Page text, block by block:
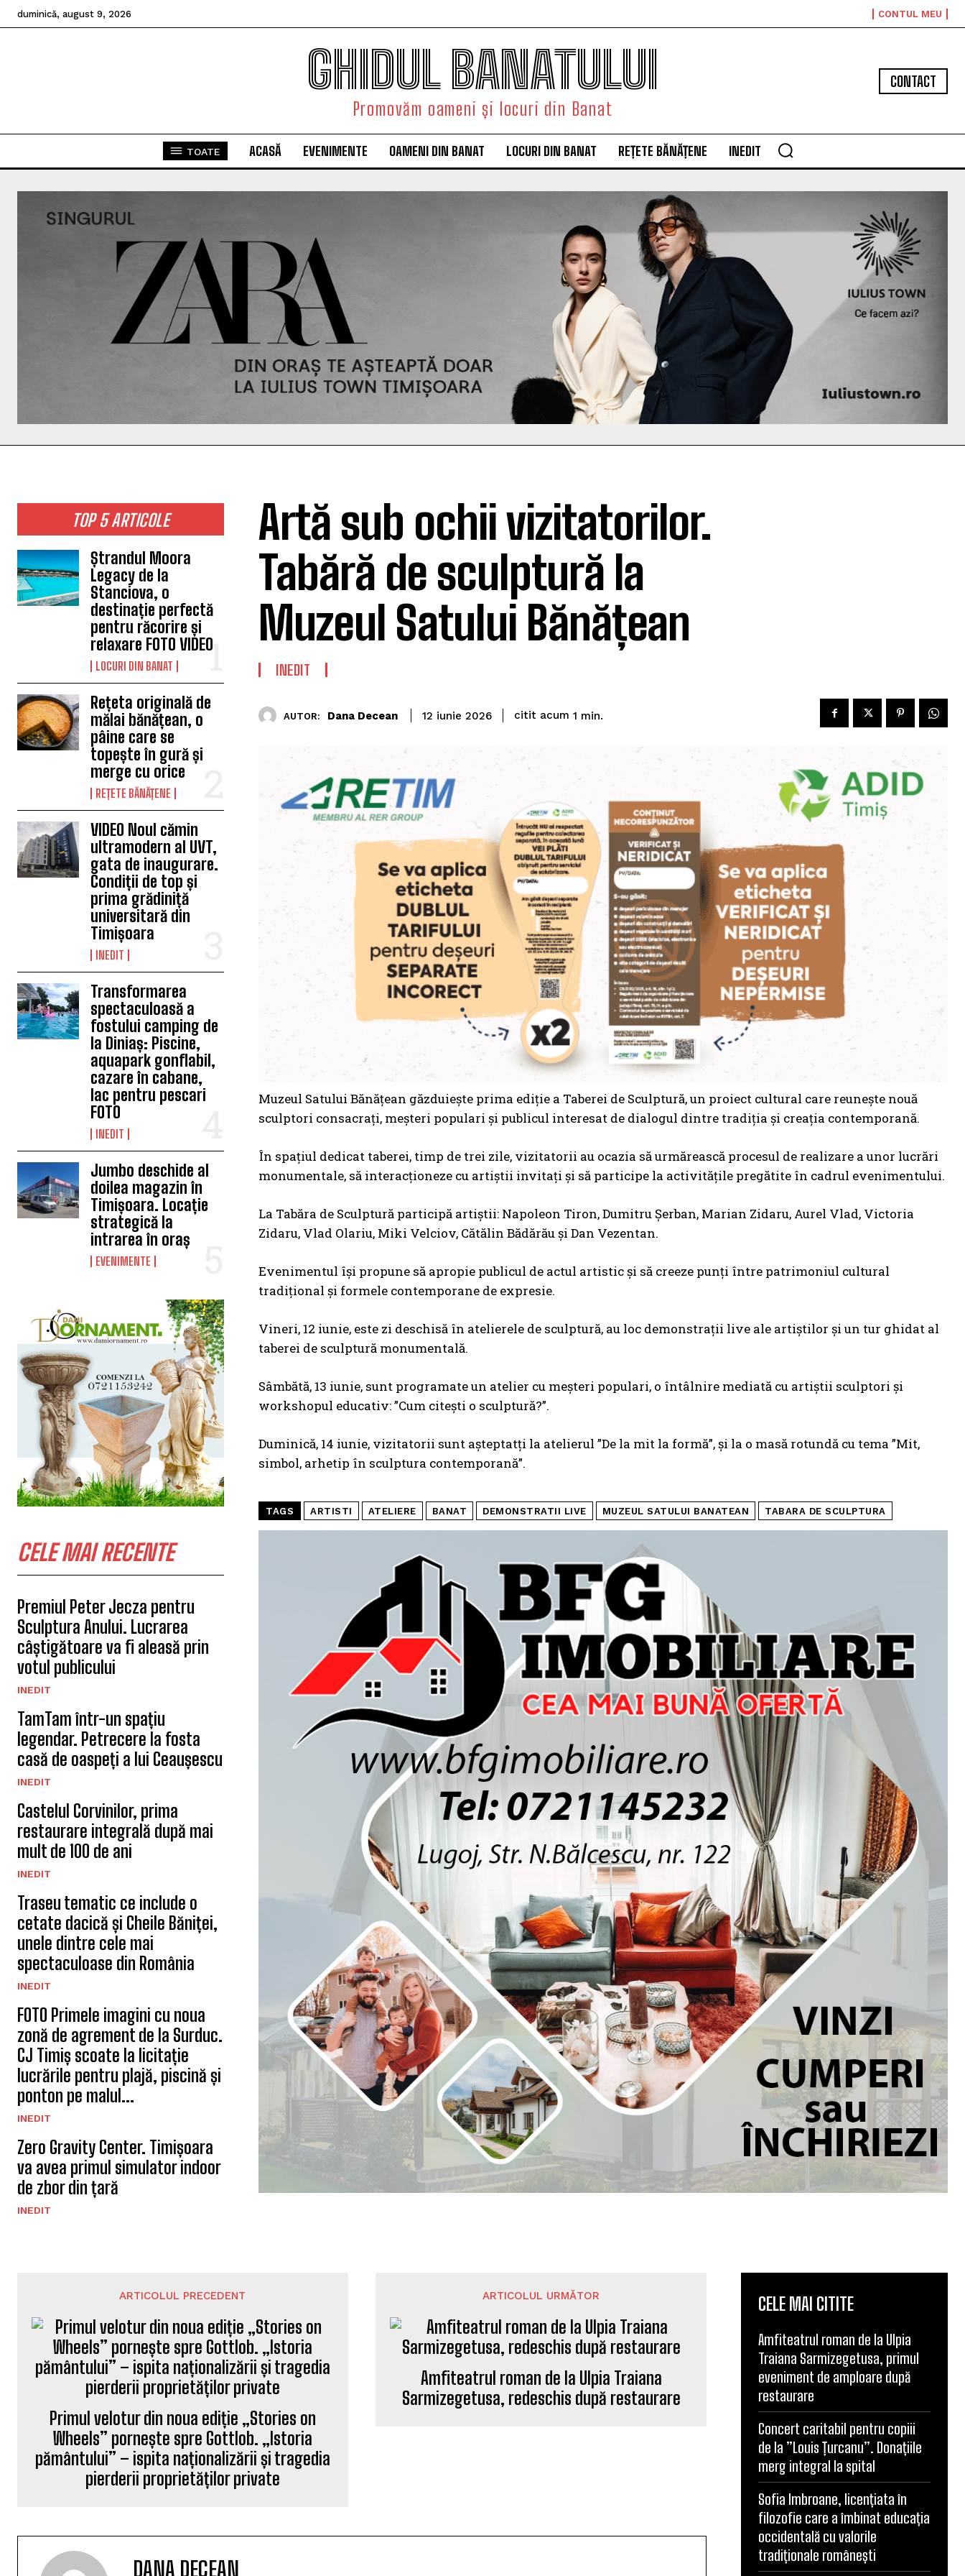
duminică, august 9, 2026 CONTUL MEU
GHIDUL BANATULUI
Promovăm oameni și locuri din Banat
CONTACT
TOATE ACASĂ EVENIMENTE OAMENI DIN BANAT LOCURI DIN BANAT REȚETE BĂNĂȚENE INEDIT
TOP 5 ARTICOLE
Ștrandul Moora
Legacy de la
Stanciova, o
destinație perfectă
pentru răcorire și
relaxare FOTO VIDEO
LOCURI DIN BANAT
Rețeta originală de
mălai bănățean, o
pâine care se
topește în gură și
merge cu orice
REȚETE BĂNĂȚENE
VIDEO Noul cămin
ultramodern al UVT,
gata de inaugurare.
Condiții de top și
prima grădiniță
universitară din
Timișoara
INEDIT
Transformarea
spectaculoasă a
fostului camping de
la Diniaș: Piscine,
aquapark gonflabil,
cazare în cabane,
lac pentru pescari
FOTO
INEDIT
Jumbo deschide al
doilea magazin în
Timișoara. Locație
strategică la
intrarea în oraș
EVENIMENTE
CELE MAI RECENTE
Premiul Peter Jecza pentru
Sculptura Anului. Lucrarea
câștigătoare va fi aleasă prin
votul publicului
INEDIT
TamTam într-un spațiu
legendar. Petrecere la fosta
casă de oaspeți a lui Ceaușescu
INEDIT
Castelul Corvinilor, prima
restaurare integrală după mai
mult de 100 de ani
INEDIT
Traseu tematic ce include o
cetate dacică și Cheile Băniței,
unele dintre cele mai
spectaculoase din România
INEDIT
FOTO Primele imagini cu noua
zonă de agrement de la Surduc.
CJ Timiș scoate la licitație
lucrările pentru plajă, piscină și
ponton pe malul...
INEDIT
Zero Gravity Center. Timișoara
va avea primul simulator indoor
de zbor din țară
INEDIT
Artă sub ochii vizitatorilor.
Tabără de sculptură la
Muzeul Satului Bănățean
INEDIT
AUTOR: Dana Decean 12 iunie 2026 citit acum 1 min.
Muzeul Satului Bănățean găzduiește prima ediție a Taberei de Sculptură, un proiect cultural care reunește nouă
sculptori consacrați, meșteri populari și publicul interesat de dialogul dintre tradiția și creația contemporană.
În spațiul dedicat taberei, timp de trei zile, vizitatorii au ocazia să urmărească procesul de realizare a unor lucrări
monumentale, să interacționeze cu artiștii invitați și să participe la activitățile pregătite în cadrul evenimentului.
La Tabăra de Sculptură participă artiștii: Napoleon Tiron, Dumitru Șerban, Marian Zidaru, Aurel Vlad, Victoria
Zidaru, Vlad Olariu, Miki Velciov, Cătălin Bădărău și Dan Vezentan.
Evenimentul își propune să apropie publicul de actul artistic și să creeze punți între patrimoniul cultural
tradițional și formele contemporane de expresie.
Vineri, 12 iunie, este zi deschisă în atelierele de sculptură, au loc demonstrații live ale artiștilor și un tur ghidat al
taberei de sculptură monumentală.
Sâmbătă, 13 iunie, sunt programate un atelier cu meșteri populari, o întâlnire mediată cu artiștii sculptori și
workshopul educativ: ”Cum citești o sculptură?”.
Duminică, 14 iunie, vizitatorii sunt așteptatți la atelierul ”De la mit la formă”, și la o masă rotundă cu tema ”Mit,
simbol, arhetip în sculptura contemporană”.
TAGS ARTISTI ATELIERE BANAT DEMONSTRATII LIVE MUZEUL SATULUI BANATEAN TABARA DE SCULPTURA
ARTICOLUL PRECEDENT
Primul velotur din noua ediție „Stories on
Wheels” pornește spre Gottlob. „Istoria
pământului” – ispita naționalizării și tragedia
pierderii proprietăților private
ARTICOLUL URMĂTOR
Amfiteatrul roman de la Ulpia Traiana
Sarmizegetusa, redeschis după restaurare
DANA DECEAN
CELE MAI CITITE
Amfiteatrul roman de la Ulpia
Traiana Sarmizegetusa, primul
eveniment de amploare după
restaurare
Concert caritabil pentru copiii
de la ”Louis Țurcanu”. Donațiile
merg integral la spital
Sofia Imbroane, licențiata în
filozofie care a îmbinat educația
occidentală cu valorile
tradiționale românești